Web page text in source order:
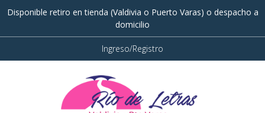
Disponible retiro en tienda (Valdivia o Puerto Varas) o despacho a
domicilio
Ingreso/Registro